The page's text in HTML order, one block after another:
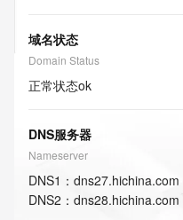
域名状态
Domain Status
正常状态ok
DNS服务器
Nameserver
DNS1 ： dns27.hichina.com
DNS2 ： dns28.hichina.com